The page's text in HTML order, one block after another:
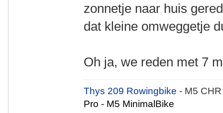
zonnetje naar huis
dat kleine omweggetje
Oh ja, we reden met 7
Thys 209 Rowingbike- M5
Pro - M5 MinimalBike